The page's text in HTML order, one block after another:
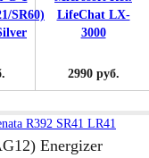
2990 руб.
R392 SR41 LR41
Energizer